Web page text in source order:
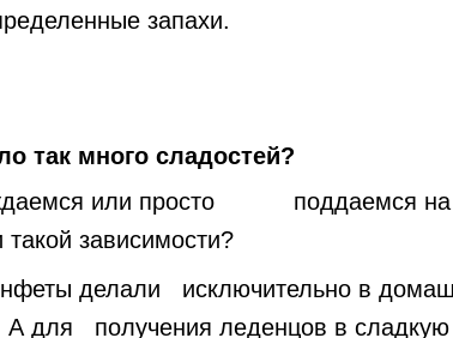
запахи.
так много сладостей?
или просто поддаемся на
зависимости?
делали исключительно в
А для получения леденцов в